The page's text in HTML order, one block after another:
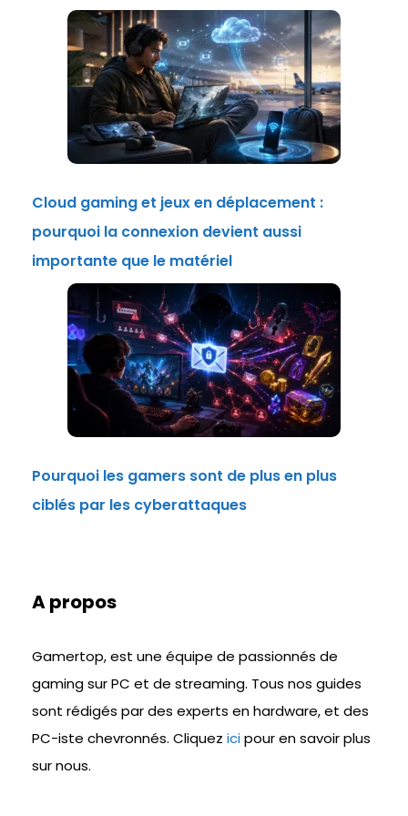
Cloud gaming et jeux en déplacement :
pourquoi la connexion devient aussi
importante que le matériel
Pourquoi les gamers sont de plus en plus
ciblés par les cyberattaques
A propos
Gamertop, est une équipe de passionnés de
gaming sur PC et de streaming. Tous nos guides
sont rédigés par des experts en hardware, et des
PC-iste chevronnés. Cliquez icipour en savoir plus
sur nous.